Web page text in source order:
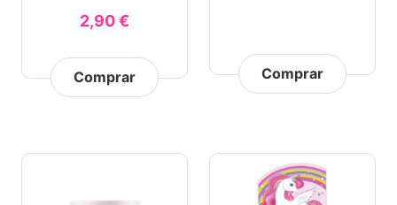
2,90 €
Comprar Comprar